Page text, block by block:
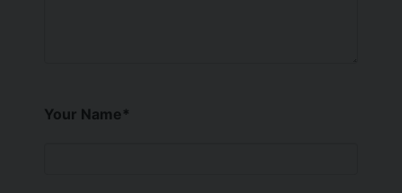
Your Name*